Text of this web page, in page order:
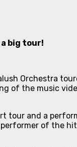
big tour!
Orchestra
of the music
tour and a
of the